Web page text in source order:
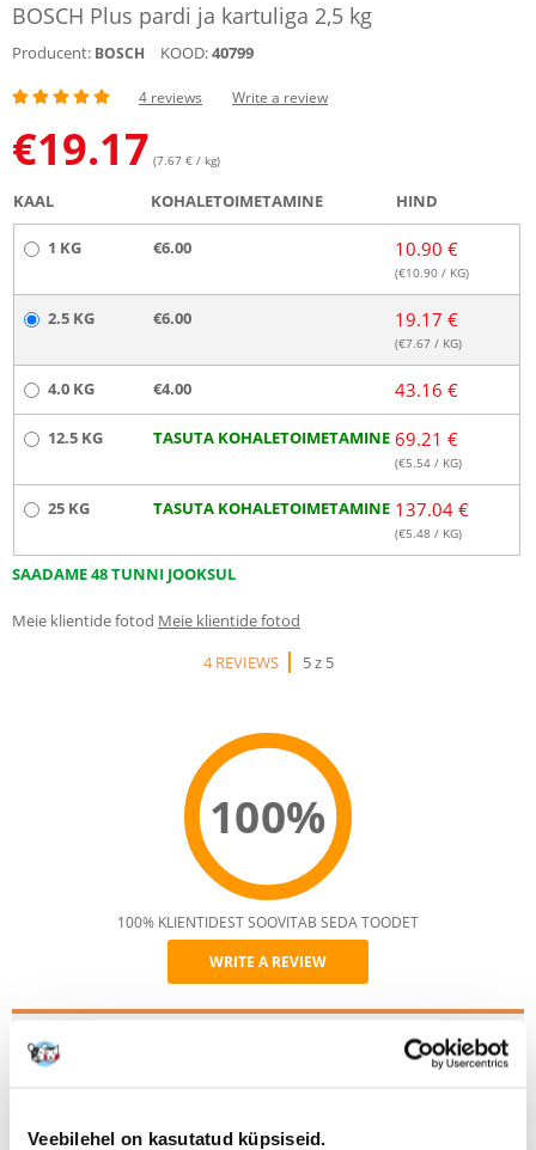
Veebilehel on kasutatud küpsiseid.
BOSCH Plus pardi ja kartuliga 2,5 kg
Producent: BOSCH KOOD:40799
4 reviews Write a review
€19.17 (7.67 € / kg)
KAAL KOHALETOIMETAMINE HIND
1 KG €6.00 10.90 €
(€10.90 / KG)
2.5 KG €6.00 19.17 €
(€7.67 / KG)
4.0 KG €4.00 43.16 €
12.5 KG TASUTA KOHALETOIMETAMINE 69.21 €
(€5.54 / KG)
25 KG TASUTA KOHALETOIMETAMINE 137.04 €
(€5.48 / KG)
SAADAME 48 TUNNI JOOKSUL
Meie klientide fotod Meie klientide fotod
4 REVIEWS
5 z 5
100%
Recommend
100% KLIENTIDEST SOOVITAB SEDA TOODET
WRITE A REVIEW
Kirjeldus
Teraviljavaba koostis, mis põhineb pardilihal, mis on ainus loomse valgu